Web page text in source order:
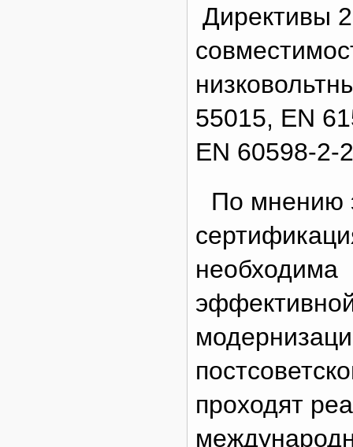
Директивы
55015, EN
EN 60598-2-
По мнению
необходима
проходят